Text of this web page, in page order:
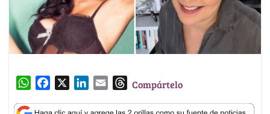
W
a
c
n
a
T
r
Compártelo